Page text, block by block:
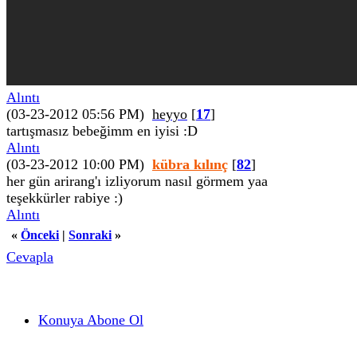
Alıntı
(03-23-2012 05:56 PM) heyyo [17]
tartışmasız bebeğimm en iyisi :D
Alıntı
(03-23-2012 10:00 PM) kübra kılınç [82]
her gün arirang'ı izliyorum nasıl görmem yaa
teşekkürler rabiye :)
Alıntı
« Önceki | Sonraki »
Cevapla
Konuya Abone Ol